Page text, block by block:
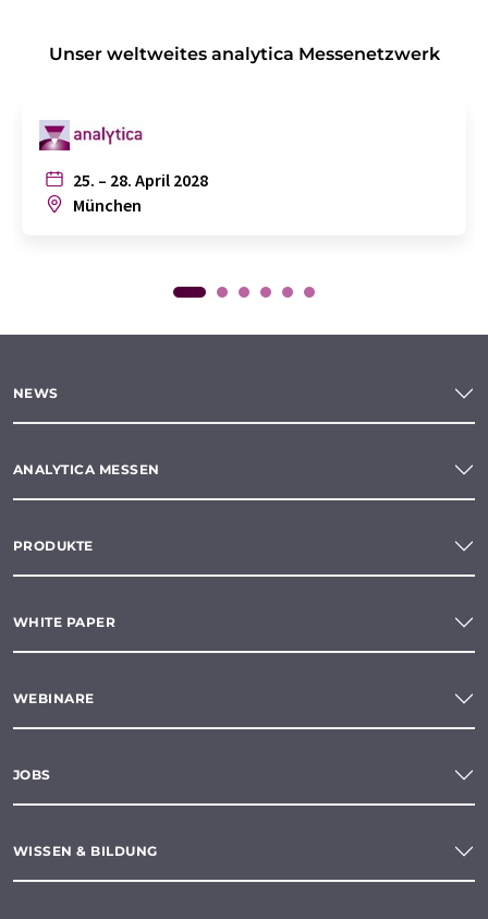
Unser weltweites analytica Messenetzwerk
25. – 28. April 2028
München
NEWS
ANALYTICA MESSEN
PRODUKTE
WHITE PAPER
WEBINARE
JOBS
WISSEN & BILDUNG